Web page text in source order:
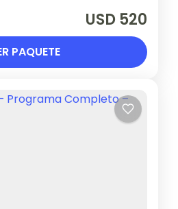
enero hasta 20 deUSD 520
PAQUETE